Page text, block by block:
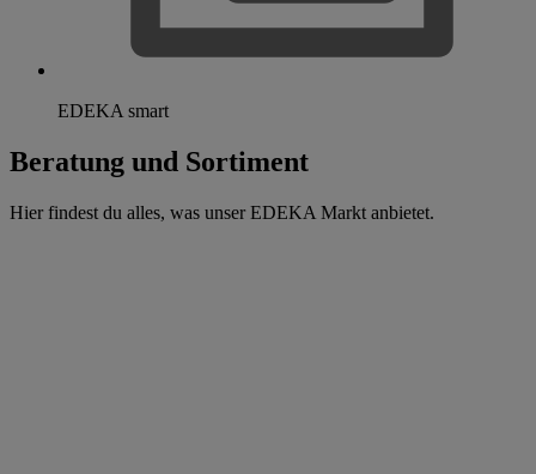
EDEKA smart
Beratung und Sortiment
Hier findest du alles, was unser EDEKA Markt anbietet.